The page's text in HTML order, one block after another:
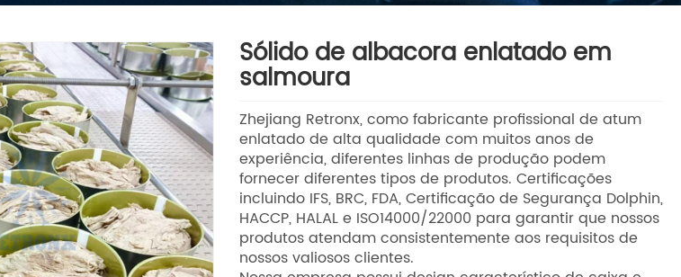
Sólido de albacora enlatado em
salmoura
Zhejiang Retronx, como fabricante profissional de atum
enlatado de alta qualidade com muitos anos de
experiência, diferentes linhas de produção podem
fornecer diferentes tipos de produtos. Certificações
incluindo IFS, BRC, FDA, Certificação de Segurança Dolphin,
HACCP, HALAL e ISO14000/22000 para garantir que nossos
produtos atendam consistentemente aos requisitos de
nossos valiosos clientes.